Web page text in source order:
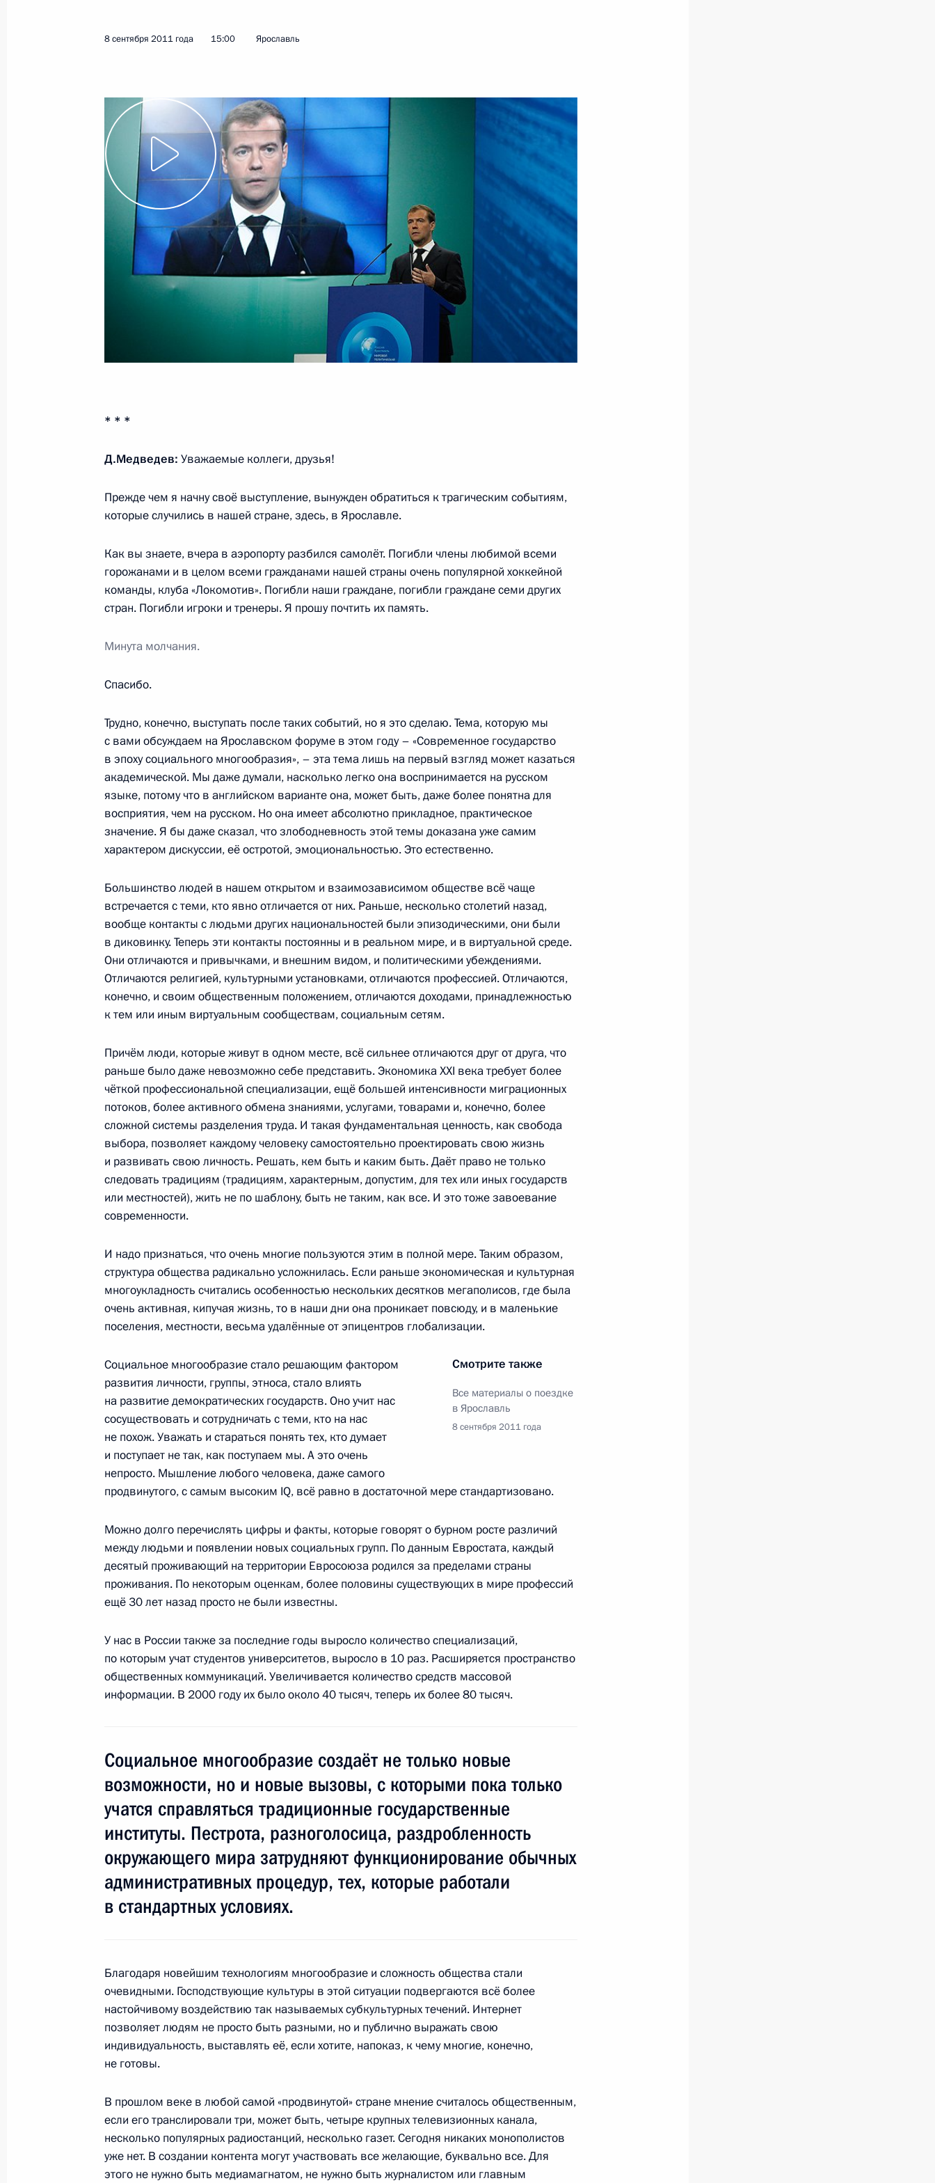
8 сентября 2011 года, четверг
Дмитрий Медведев выступил на пленарном заседании Мирового
политического форума
8 сентября 2011 года, 15:00 Ярославль
30м
31 августа 2011 года, среда
Заседание комиссии по реализации приоритетных нацпроектов
и демографической политике
31 августа 2011 года, 16:00 Сочи
29 августа 2011 года, 16:45
18 августа 2011 года, четверг
Совещание по вопросу законодательного обеспечения системы
18 августа 2011 года, 16:50 Майкоп
Интервью Дмитрия Медведева
5 августа 2011 года, 10:00
29 июля 2011 года, пятница
Совещание с руководством правоохранительных ведомств
29 июля 2011 года, 16:00 Московская область, Горки
19 июля 2011 года, вторник
Рабочая встреча с Министром внутренних дел Рашидом
Нургалиевым
19 июля 2011 года, 08:30 Московская область, Горки
4 июля 2011 года, понедельник
Россия – НАТО
4 июля 2011 года, 17:00 Сочи
29 июня 2011 года, среда
Дмитрий Медведев представил Бюджетное послание на 2012–
2014 годы
29 июня 2011 года, 13:30 Московская область, Горки
6
17 июня 2011 года, пятница
Дмитрий Медведев выступил на заседании Петербургского
международного экономического форума
9 июня 2011 года, четверг
Заседание президиума Госсовета по вопросам экологической
безопасности
9 июня 2011 года, 17:00 Дзержинск, Нижегородская область
23 мая 2011 года, понедельник
Совещание по вопросам противодействия экстремизму
23 мая 2011 года, 14:30 Москва
20 мая 2011 года, пятница
Санкт-Петербургский международный юридический форум
18 мая 2011 года, среда
Пресс-конференция Президента России
18 мая 2011 года, 15:15 Москва
16 мая 2011 года, понедельник
10 мая 2011 года, вторник
Совещание по вопросам развития оборонно-промышленного
комплекса России
Совещание по вопросам совершенствования судебной системы
10 мая 2011 года, 14:30 Московская область, Горки
8 сентября 2011 года 15:00 Ярославль
* * *
Д.Медведев: Уважаемые коллеги, друзья!
Прежде чем я начну своё выступление, вынужден обратиться к трагическим событиям,
которые случились в нашей стране, здесь, в Ярославле.
Как вы знаете, вчера в аэропорту разбился самолёт. Погибли члены любимой всеми
горожанами и в целом всеми гражданами нашей страны очень популярной хоккейной
команды, клуба «Локомотив». Погибли наши граждане, погибли граждане семи других
стран. Погибли игроки и тренеры. Я прошу почтить их память.
Минута молчания.
Спасибо.
Трудно, конечно, выступать после таких событий, но я это сделаю. Тема, которую мы
с вами обсуждаем на Ярославском форуме в этом году – «Современное государство
в эпоху социального многообразия», – эта тема лишь на первый взгляд может казаться
академической. Мы даже думали, насколько легко она воспринимается на русском
языке, потому что в английском варианте она, может быть, даже более понятна для
восприятия, чем на русском. Но она имеет абсолютно прикладное, практическое
значение. Я бы даже сказал, что злободневность этой темы доказана уже самим
характером дискуссии, её остротой, эмоциональностью. Это естественно.
Большинство людей в нашем открытом и взаимозависимом обществе всё чаще
встречается с теми, кто явно отличается от них. Раньше, несколько столетий назад,
вообще контакты с людьми других национальностей были эпизодическими, они были
в диковинку. Теперь эти контакты постоянны и в реальном мире, и в виртуальной среде.
Они отличаются и привычками, и внешним видом, и политическими убеждениями.
Отличаются религией, культурными установками, отличаются профессией. Отличаются,
конечно, и своим общественным положением, отличаются доходами, принадлежностью
к тем или иным виртуальным сообществам, социальным сетям.
Причём люди, которые живут в одном месте, всё сильнее отличаются друг от друга, что
раньше было даже невозможно себе представить. Экономика XXI века требует более
чёткой профессиональной специализации, ещё большей интенсивности миграционных
потоков, более активного обмена знаниями, услугами, товарами и, конечно, более
сложной системы разделения труда. И такая фундаментальная ценность, как свобода
выбора, позволяет каждому человеку самостоятельно проектировать свою жизнь
и развивать свою личность. Решать, кем быть и каким быть. Даёт право не только
следовать традициям (традициям, характерным, допустим, для тех или иных государств
или местностей), жить не по шаблону, быть не таким, как все. И это тоже завоевание
современности.
И надо признаться, что очень многие пользуются этим в полной мере. Таким образом,
структура общества радикально усложнилась. Если раньше экономическая и культурная
многоукладность считались особенностью нескольких десятков мегаполисов, где была
очень активная, кипучая жизнь, то в наши дни она проникает повсюду, и в маленькие
поселения, местности, весьма удалённые от эпицентров глобализации.
Смотрите также
Все материалы о поездке
в Ярославль
8 сентября 2011 года
Социальное многообразие стало решающим фактором
развития личности, группы, этноса, стало влиять
на развитие демократических государств. Оно учит нас
сосуществовать и сотрудничать с теми, кто на нас
не похож. Уважать и стараться понять тех, кто думает
и поступает не так, как поступаем мы. А это очень
непросто. Мышление любого человека, даже самого
продвинутого, с самым высоким IQ, всё равно в достаточной мере стандартизовано.
Можно долго перечислять цифры и факты, которые говорят о бурном росте различий
между людьми и появлении новых социальных групп. По данным Евростата, каждый
десятый проживающий на территории Евросоюза родился за пределами страны
проживания. По некоторым оценкам, более половины существующих в мире профессий
ещё 30 лет назад просто не были известны.
У нас в России также за последние годы выросло количество специализаций,
по которым учат студентов университетов, выросло в 10 раз. Расширяется пространство
общественных коммуникаций. Увеличивается количество средств массовой
информации. В 2000 году их было около 40 тысяч, теперь их более 80 тысяч.
Социальное многообразие создаёт не только новые
возможности, но и новые вызовы, с которыми пока только
учатся справляться традиционные государственные
институты. Пестрота, разноголосица, раздробленность
окружающего мира затрудняют функционирование обычных
административных процедур, тех, которые работали
в стандартных условиях.
Благодаря новейшим технологиям многообразие и сложность общества стали
очевидными. Господствующие культуры в этой ситуации подвергаются всё более
настойчивому воздействию так называемых субкультурных течений. Интернет
позволяет людям не просто быть разными, но и публично выражать свою
индивидуальность, выставлять её, если хотите, напоказ, к чему многие, конечно,
не готовы.
В прошлом веке в любой самой «продвинутой» стране мнение считалось общественным,
если его транслировали три, может быть, четыре крупных телевизионных канала,
несколько популярных радиостанций, несколько газет. Сегодня никаких монополистов
уже нет. В создании контента могут участвовать все желающие, буквально все. Для
этого не нужно быть медиамагнатом, не нужно быть журналистом или главным